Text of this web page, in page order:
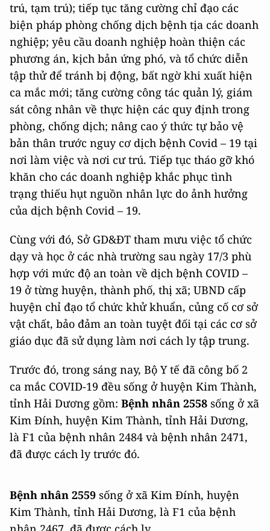
trú, tạm trú); tiếp tục tăng cường chỉ đạo các
biện pháp phòng chống dịch bệnh tịa các doanh
nghiệp; yêu cầu doanh nghiệp hoàn thiện các
phương án, kịch bản ứng phó, và tổ chức diễn
tập thử để tránh bị động, bất ngờ khi xuất hiện
ca mắc mới; tăng cường công tác quản lý, giám
sát công nhân về thực hiện các quy định trong
phòng, chống dịch; nâng cao ý thức tự bảo vệ
bản thân trước nguy cơ dịch bệnh Covid – 19 tại
nơi làm việc và nơi cư trú. Tiếp tục tháo gỡ khó
khăn cho các doanh nghiệp khắc phục tình
trạng thiếu hụt nguồn nhân lực do ảnh hưởng
của dịch bệnh Covid – 19.
Cùng với đó, Sở GD&ĐT tham mưu việc tổ chức
dạy và học ở các nhà trường sau ngày 17/3 phù
hợp với mức độ an toàn về dịch bệnh COVID –
19 ở từng huyện, thành phố, thị xã; UBND cấp
huyện chỉ đạo tổ chức khử khuẩn, củng cố cơ sở
vật chất, bảo đảm an toàn tuyệt đối tại các cơ sở
giáo dục đã sử dụng làm nơi cách ly tập trung.
Trước đó, trong sáng nay, Bộ Y tế đã công bố 2
ca mắc COVID-19 đều sống ở huyện Kim Thành,
tỉnh Hải Dương gồm: Bệnh nhân 2558 sống ở xã
Kim Đính, huyện Kim Thành, tỉnh Hải Dương,
là F1 của bệnh nhân 2484 và bệnh nhân 2471,
đã được cách ly trước đó.
Bệnh nhân 2559 sống ở xã Kim Đính, huyện
Kim Thành, tỉnh Hải Dương, là F1 của bệnh